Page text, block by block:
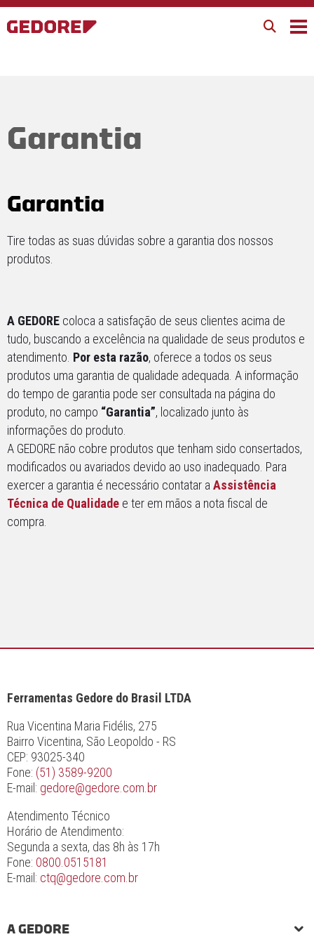
Garantia
Garantia
Tire todas as suas dúvidas sobre a garantia dos nossos
produtos.
A GEDORE coloca a satisfação de seus clientes acima de
tudo, buscando a excelência na qualidade de seus produtos e
atendimento. Por esta razão, oferece a todos os seus
produtos uma garantia de qualidade adequada. A informação
do tempo de garantia pode ser consultada na página do
produto, no campo “Garantia”, localizado junto às
informações do produto.
A GEDORE não cobre produtos que tenham sido consertados,
modificados ou avariados devido ao uso inadequado. Para
exercer a garantia é necessário contatar aAssistência
Técnica de Qualidade e ter em mãos a nota fiscal de
compra.
Ferramentas Gedore do Brasil LTDA
Rua Vicentina Maria Fidélis, 275
Bairro Vicentina, São Leopoldo - RS
CEP: 93025-340
Fone: (51) 3589-9200
E-mail: gedore@gedore.com.br
Atendimento Técnico
Horário de Atendimento:
Segunda a sexta, das 8h às 17h
Fone: 0800.0515181
E-mail: ctq@gedore.com.br
A GEDORE